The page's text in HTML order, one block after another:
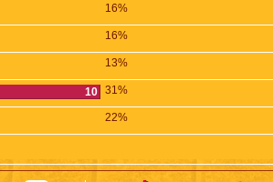
16%
16%
13%
10 31%
22%